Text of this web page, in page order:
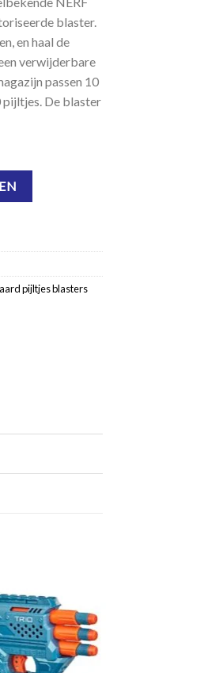
blaster.
en haal de
verwijderbare
passen 10
pijltjes. De blaster
pijltjes blasters
Toevoegen
aan
verlanglijst